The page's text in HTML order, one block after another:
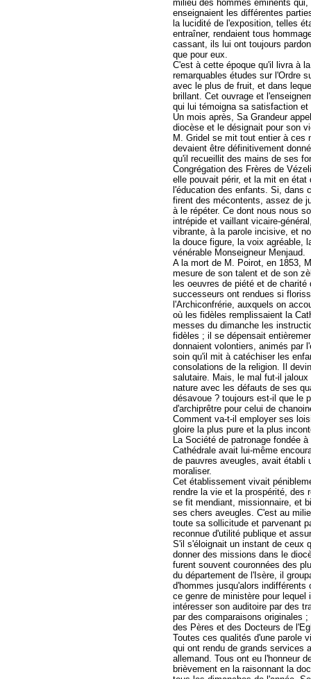
milieu des hommes éminents
enseignaient les différentes
la lucidité de l'exposition, telles
entraîner, rendaient tous
cassant, ils lui ont toujours
que pour eux.
C'est à cette époque qu'il livra à
remarquables études sur l'Ordre
avec le plus de fruit, et dans
brillant. Cet ouvrage et
qui lui témoigna sa satisfaction
Un mois après, Sa Grandeur
diocèse et le désignait pour son
M. Gridel se mit tout entier à ces
devaient être définitivement
qu'il recueillit des mains de ses
Congrégation des Frères de
elle pouvait périr, et la mit en
l'éducation des enfants. Si, dans
firent des mécontents, assez de
à le répéter. Ce dont nous nous
intrépide et vaillant vicaire-
vibrante, à la parole incisive, et
la douce figure, la voix agréable,
vénérable Monseigneur Menjaud.
A la mort de M. Poirot, en 1853,
mesure de son talent et de son
les oeuvres de piété et de
successeurs ont rendues si
l'Archiconfrérie, auxquels on
où les fidèles remplissaient la
messes du dimanche les
fidèles ; il se dépensait
donnaient volontiers, animés par
soin qu'il mit à catéchiser les
consolations de la religion. Il
salutaire. Mais, le mal fut-il
nature avec les défauts de ses
désavoue ? toujours est-il que le
d'archiprêtre pour celui de
Comment va-t-il employer ses
gloire la plus pure et la plus
La Société de patronage fondée
Cathédrale avait lui-même
de pauvres aveugles, avait établi
moraliser.
Cet établissement vivait
rendre la vie et la prospérité, des
se fit mendiant, missionnaire, et
ses chers aveugles. C'est au
toute sa sollicitude et parvenant
reconnue d'utilité publique et
S'il s'éloignait un instant de ceux
donner des missions dans le
furent souvent couronnées des
du département de l'Isère, il
d'hommes jusqu'alors
ce genre de ministère pour
intéresser son auditoire par des
par des comparaisons originales
des Pères et des Docteurs de
Toutes ces qualités d'une parole
qui ont rendu de grands services
allemand. Tous ont eu l'honneur
brièvement en la raisonnant la